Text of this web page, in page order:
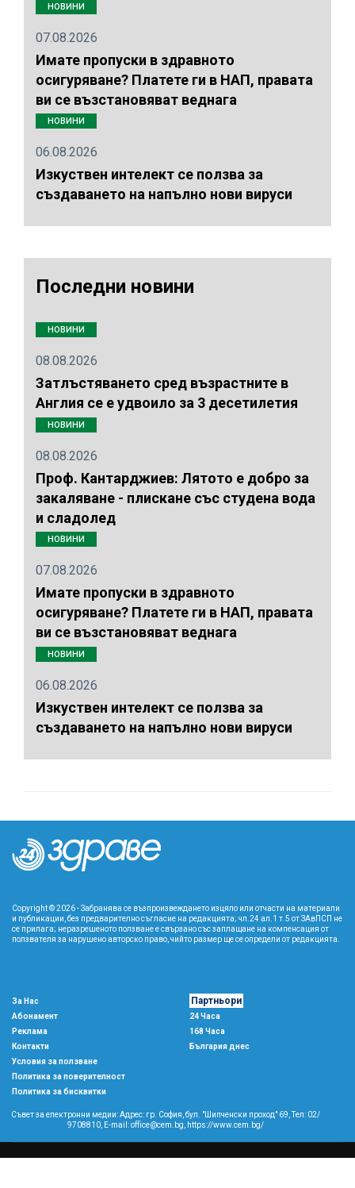
НОВИНИ
07.08.2026
Имате пропуски в здравното
осигуряване? Платете ги в НАП, правата
ви се възстановяват веднага
НОВИНИ
06.08.2026
Изкуствен интелект се ползва за
създаването на напълно нови вируси
Последни новини
НОВИНИ
08.08.2026
Затлъстяването сред възрастните в
Англия се е удвоило за 3 десетилетия
НОВИНИ
08.08.2026
Проф. Кантарджиев: Лятото е добро за
закаляване - плискане със студена вода
и сладолед
НОВИНИ
07.08.2026
Имате пропуски в здравното
осигуряване? Платете ги в НАП, правата
ви се възстановяват веднага
НОВИНИ
06.08.2026
Изкуствен интелект се ползва за
създаването на напълно нови вируси
Copyright © 2026 - Забранява се възпроизвеждането изцяло или отчасти на материали
и публикации, без предварително съгласие на редакцията; чл.24 ал.1 т.5 от ЗАвПСП не
се прилага; неразрешеното ползване е свързано със заплащане на компенсация от
ползвателя за нарушено авторско право, чийто размер ще се определи от редакцията.
За Нас
Абонамент
Реклама
Контакти
Условия за ползване
Политика за поверителност
Политика за бисквитки
Партньори
24 Часа
168 Часа
България днес
Съвет за електронни медии: Адрес: гр. София, бул. "Шипченски проход" 69, Тел: 02/
9708810, E-mail:office@cem.bg https://www.cem.bg/